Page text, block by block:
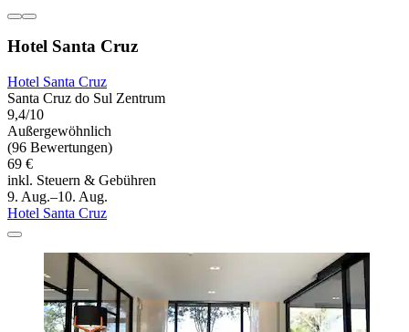
Hotel Santa Cruz
Hotel Santa Cruz
Santa Cruz do Sul Zentrum
9,4/10
Außergewöhnlich
(96 Bewertungen)
69 €
inkl. Steuern & Gebühren
9. Aug.–10. Aug.
Hotel Santa Cruz